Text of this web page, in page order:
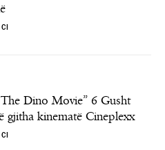
Dino Movie” 6 Gusht
gjitha kinematë Cineplexx